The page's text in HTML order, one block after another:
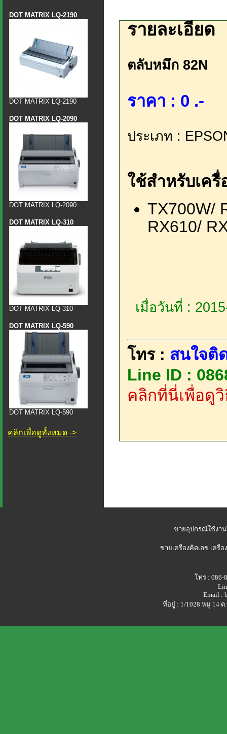
DOT MATRIX LQ-2190
DOT MATRIX LQ-2190
DOT MATRIX LQ-2090
DOT MATRIX LQ-2090
DOT MATRIX LQ-310
DOT MATRIX LQ-310
DOT MATRIX LQ-590
DOT MATRIX LQ-590
คลิกเพื่อดูทั้งหมด ->
รายละเอียด
ตลับหมึก 82N
ราคา : 0 .-
ประเภท :
ใช้สำหรับเค
TX700W/
RX610/
เมื่อวันที่ :
โทร : สนใจติ
Line ID :
คลิกที่นี่เพื่อดูวิ
ขายอุปกรณ์ใช้งา
ขายเครื่องคิดเลข เครื่
โทร : 086-
Email :
ที่อยู่ : 1/1028 หมู่ 14 ต.